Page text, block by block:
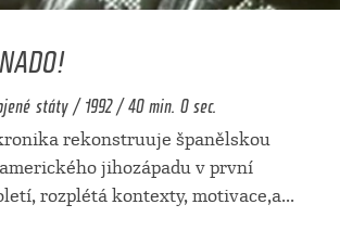
státy / 1992 / 40 min. 0 sec.
rekonstruuje španělskou
jihozápadu v první
rozplétá kontexty, motivace,a...